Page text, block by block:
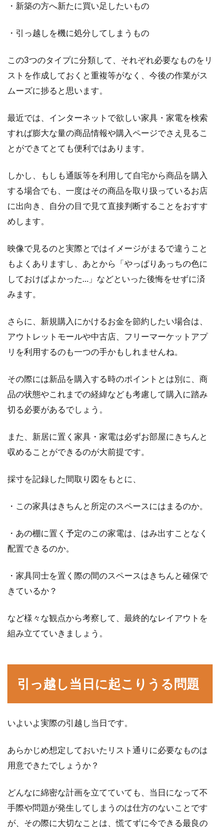
・新築の方へ新たに買い足したいもの
・引っ越しを機に処分してしまうもの
この3つのタイプに分類して、それぞれ必要なものをリ
ストを作成しておくと重複等がなく、今後の作業がス
ムーズに捗ると思います。
最近では、インターネットで欲しい家具・家電を検索
すれば膨大な量の商品情報や購入ページでさえ見るこ
とができてとても便利ではあります。
しかし、もしも通販等を利用して自宅から商品を購入
する場合でも、一度はその商品を取り扱っているお店
に出向き、自分の目で見て直接判断することをおすす
めします。
映像で見るのと実際とではイメージがまるで違うこと
もよくありますし、あとから「やっぱりあっちの色に
しておけばよかった…」などといった後悔をせずに済
みます。
さらに、新規購入にかけるお金を節約したい場合は、
アウトレットモールや中古店、フリーマーケットアプ
リを利用するのも一つの手かもしれませんね。
その際には新品を購入する時のポイントとは別に、商
品の状態やこれまでの経緯なども考慮して購入に踏み
切る必要があるでしょう。
また、新居に置く家具・家電は必ずお部屋にきちんと
収めることができるのが大前提です。
採寸を記録した間取り図をもとに、
・この家具はきちんと所定のスペースにはまるのか。
・あの棚に置く予定のこの家電は、はみ出すことなく
配置できるのか。
・家具同士を置く際の間のスペースはきちんと確保で
きているか？
など様々な観点から考察して、最終的なレイアウトを
組み立てていきましょう。
引っ越し当日に起こりうる問題
いよいよ実際の引越し当日です。
あらかじめ想定しておいたリスト通りに必要なものは
用意できたでしょうか？
どんなに綿密な計画を立てていても、当日になって不
手際や問題が発生してしまうのは仕方のないことです
が、その際に大切なことは、慌てずに今できる最良の